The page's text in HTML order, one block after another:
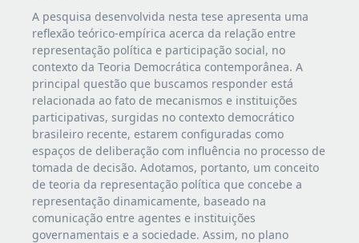
A pesquisa desenvolvida nesta tese apresenta uma
reflexão teórico-empírica acerca da relação entre
representação política e participação social, no
contexto da Teoria Democrática contemporânea. A
principal questão que buscamos responder está
relacionada ao fato de mecanismos e instituições
participativas, surgidas no contexto democrático
brasileiro recente, estarem configuradas como
espaços de deliberação com influência no processo de
tomada de decisão. Adotamos, portanto, um conceito
de teoria da representação política que concebe a
representação dinamicamente, baseado na
comunicação entre agentes e instituições
governamentais e a sociedade. Assim, no plano